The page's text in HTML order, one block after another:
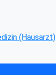
(Hausarzt)